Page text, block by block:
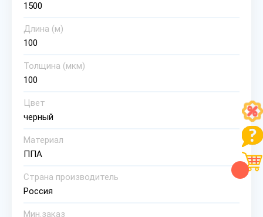
1500
Длина (м)
100
Толщина (мкм)
100
Цвет
черный
Материал
ППА
Страна производитель
Россия
Мин.заказ